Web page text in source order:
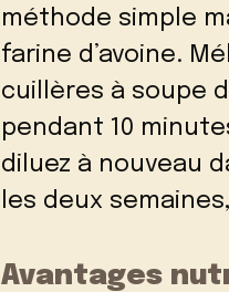
méthode simple
farine d’avoine.
cuillères à soupe
pendant 10
diluez à nouveau
les deux
Avantages